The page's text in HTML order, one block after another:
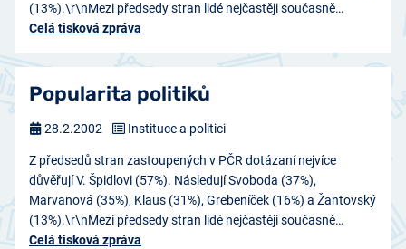
(13%).\r\nMezi předsedy stran lidé nejčastěji současně…
Celá tisková zpráva
Popularita politiků
Z předsedů stran zastoupených v PČR dotázaní nejvíce
důvěřují V. Špidlovi (57%). Následují Svoboda (37%),
Marvanová (35%), Klaus (31%), Grebeníček (16%) a Žantovský
(13%).\r\nMezi předsedy stran lidé nejčastěji současně…
Celá tisková zpráva
28.2.2002 Instituce a politici